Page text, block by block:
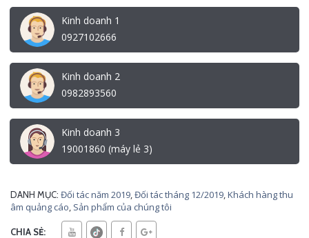
Kinh doanh 1
0927102666
Kinh doanh 2
0982893560
Kinh doanh 3
19001860 (máy lẻ 3)
DANH MỤC: Đối tác năm 2019,Đối tác tháng 12/2019,Khách hàng thu
âm quảng cáo, Sản phẩm của chúng tôi
CHIA SẺ: